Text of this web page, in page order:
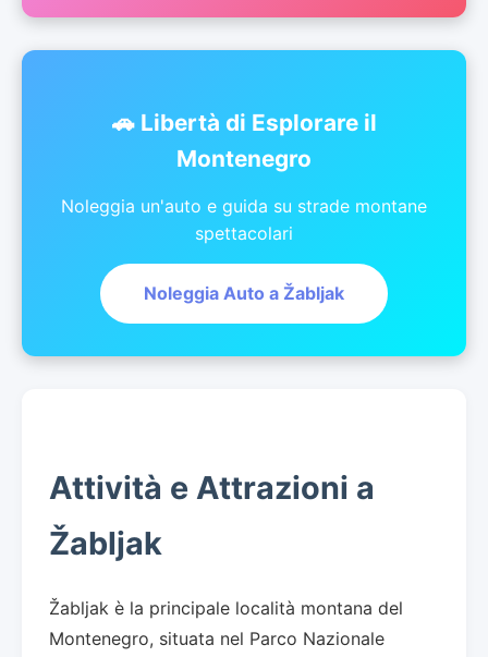
🚗 Libertà di Esplorare il
Montenegro
Noleggia un'auto e guida su strade montane
spettacolari
Noleggia Auto a Žabljak
Attività e Attrazioni a
Žabljak
Žabljak è la principale località montana del
Montenegro, situata nel Parco Nazionale